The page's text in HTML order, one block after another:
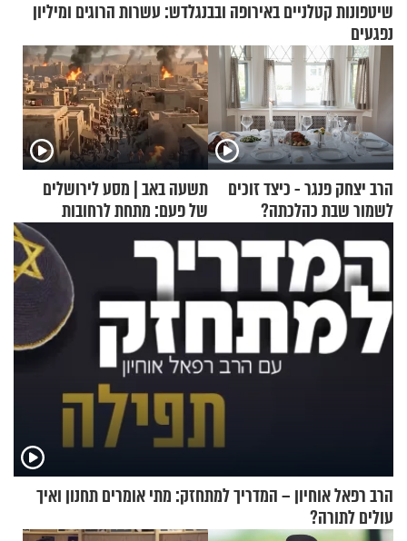
שיטפונות קטלניים באירופה ובבנגלדש: עשרות הרוגים ומיליון
נפגעים
הרב יצחק פנגר - כיצד זוכים
לשמור שבת כהלכתה?
תשעה באב | מסע לירושלים
של פעם: מתחת לרחובות
הרב רפאל אוחיון – המדריך למתחזק: מתי אומרים תחנון ואיך
עולים לתורה?